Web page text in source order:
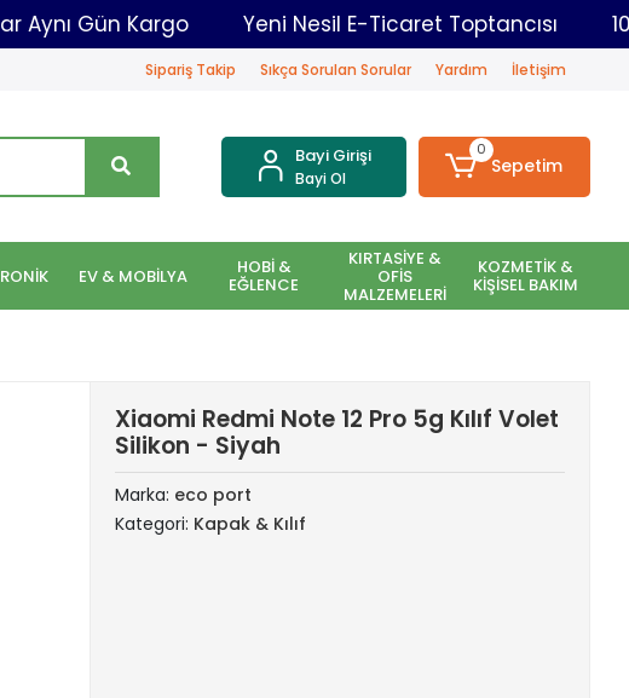
Kadar Aynı Gün Kargo Yeni Nesil E-Ticaret
Sipariş Takip Sıkça Sorulan Sorular Yardım İletişim
Bayi Girişi
Bayi Ol
0
Sepetim
EV & MOBİLYA HOBİ &
EĞLENCE
KIRTASİYE &
OFİS
MALZEMELERİ
KOZMETİK &
KİŞİSEL BAKIM
Xiaomi Redmi Note 12 Pro 5g Kılıf Volet
Silikon - Siyah
Marka: eco port
Kategori: Kapak & Kılıf